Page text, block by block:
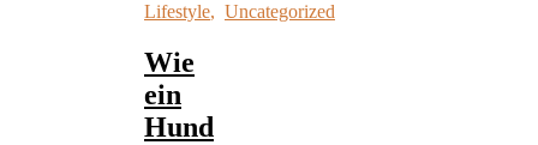
Lifestyle, Uncategorized
Wie
ein
Hund